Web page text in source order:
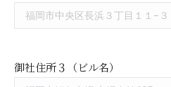
御社住所３（ビル名）